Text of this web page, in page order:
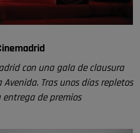
con una gala de clausura
Avenida. Tras unos días repletos
de premios